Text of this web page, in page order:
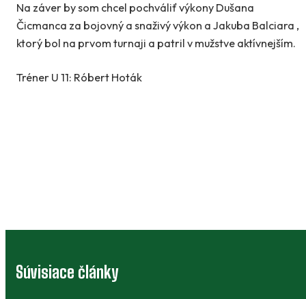
Na záver by som chcel pochváliť výkony Dušana
Čicmanca za bojovný a snaživý výkon a Jakuba Balciara ,
ktorý bol na prvom turnaji a patril v mužstve aktívnejším.
Tréner U 11: Róbert Hoták
Súvisiace články